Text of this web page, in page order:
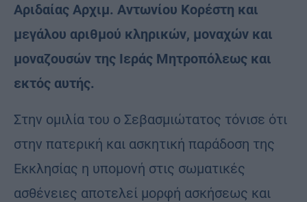
Αριδαίας Αρχιμ. Αντωνίου Κορέστη και
μεγάλου αριθμού κληρικών, μοναχών και
μοναζουσών της Ιεράς Μητροπόλεως και
εκτός αυτής.
Στην ομιλία του ο Σεβασμιώτατος τόνισε ότι
στην πατερική και ασκητική παράδοση της
Εκκλησίας η υπομονή στις σωματικές
ασθένειες αποτελεί μορφή ασκήσεως και